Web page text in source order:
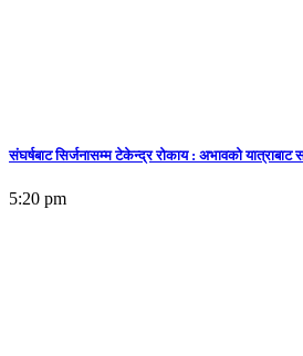
संघर्षबाट सिर्जनासम्म टेकेन्द्र रोकाय : अभावको यात्राबाट
5:20 pm